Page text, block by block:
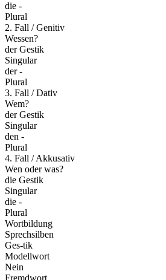
die -
Plural
2. Fall / Genitiv
Wessen?
der Gestik
Singular
der -
Plural
3. Fall / Dativ
Wem?
der Gestik
Singular
den -
Plural
4. Fall / Akkusativ
Wen oder was?
die Gestik
Singular
die -
Plural
Wortbildung
Sprechsilben
Ges-tik
Modellwort
Nein